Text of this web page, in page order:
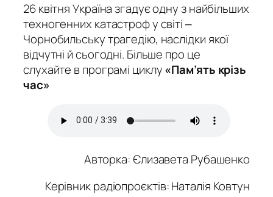
26 квітня Україна згадує одну з найбільших
техногенних катастроф у світі ‒
Чорнобильську трагедію, наслідки якої
відчутні й сьогодні. Більше про це
слухайте в програмі циклу«Пам’ять крізь
час»
Авторка:Єлизавета Рубашенко
Керівник радіопроєктів: Наталія Ковтун